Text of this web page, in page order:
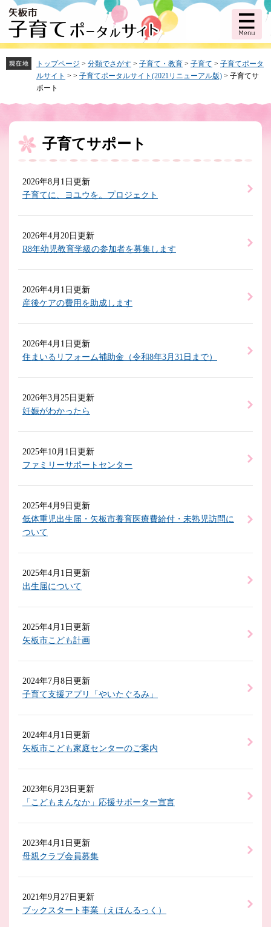
先
頭
で
を
飛
ば
本
トップページ > 分類でさがす > 子育て・教育 > 子育て > 子育てポータ
ルサイト > > 子育てポータルサイト(2021リニューアル版) > 子育てサ
ポート
本
子育てサポート
2026年8月1日更新
子育てに、ヨユウを。プロジェクト
2026年4月20日更新
R8年幼児教育学級の参加者を募集します
2026年4月1日更新
産後ケアの費用を助成します
2026年4月1日更新
住まいるリフォーム補助金（令和8年3月31日まで）
2026年3月25日更新
妊娠がわかったら
2025年10月1日更新
ファミリーサポートセンター
2025年4月9日更新
低体重児出生届・矢板市養育医療費給付・未熟児訪問に
ついて
2025年4月1日更新
出生届について
2025年4月1日更新
矢板市こども計画
2024年7月8日更新
子育て支援アプリ「やいたぐるみ」
2024年4月1日更新
矢板市こども家庭センターのご案内
2023年6月23日更新
「こどもまんなか」応援サポーター宣言
2023年4月1日更新
母親クラブ会員募集
2021年9月27日更新
ブックスタート事業（えほんるっく）